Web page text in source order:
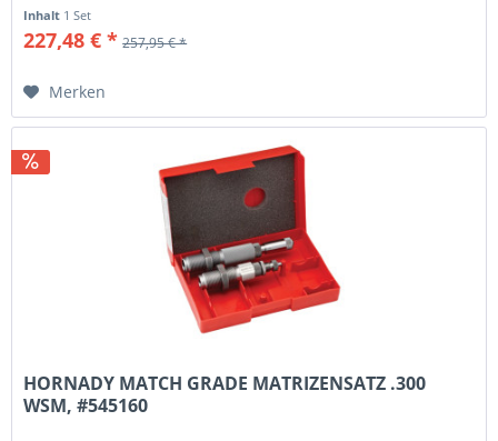
Inhalt 1 Set
227,48 € * 257,95 € *
Merken
HORNADY MATCH GRADE MATRIZENSATZ .300
WSM, #545160